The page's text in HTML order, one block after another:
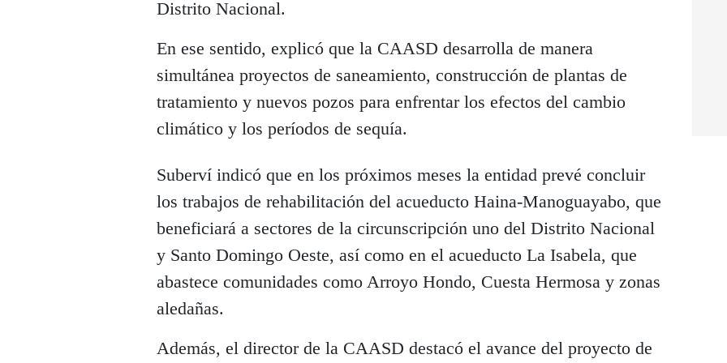
Distrito Nacional.
En ese sentido, explicó que la CAASD desarrolla de manera
simultánea proyectos de saneamiento, construcción de plantas de
tratamiento y nuevos pozos para enfrentar los efectos del cambio
climático y los períodos de sequía.
Suberví indicó que en los próximos meses la entidad prevé concluir
los trabajos de rehabilitación del acueducto Haina-Manoguayabo, que
beneficiará a sectores de la circunscripción uno del Distrito Nacional
y Santo Domingo Oeste, así como en el acueducto La Isabela, que
abastece comunidades como Arroyo Hondo, Cuesta Hermosa y zonas
aledañas.
Además, el director de la CAASD destacó el avance del proyecto de